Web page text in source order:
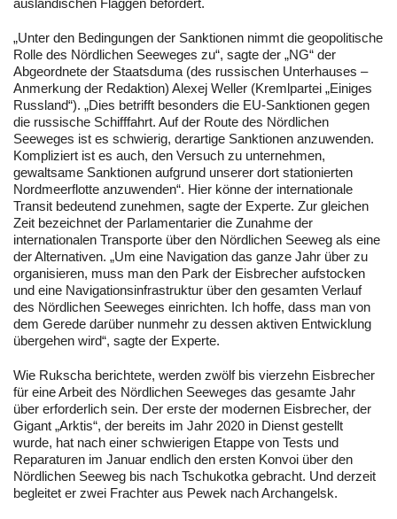
ausländischen Flaggen befördert.
„Unter den Bedingungen der Sanktionen nimmt die geopolitische
Rolle des Nördlichen Seeweges zu“, sagte der „NG“ der
Abgeordnete der Staatsduma (des russischen Unterhauses –
Anmerkung der Redaktion) Alexej Weller (Kremlpartei „Einiges
Russland“). „Dies betrifft besonders die EU-Sanktionen gegen
die russische Schifffahrt. Auf der Route des Nördlichen
Seeweges ist es schwierig, derartige Sanktionen anzuwenden.
Kompliziert ist es auch, den Versuch zu unternehmen,
gewaltsame Sanktionen aufgrund unserer dort stationierten
Nordmeerflotte anzuwenden“. Hier könne der internationale
Transit bedeutend zunehmen, sagte der Experte. Zur gleichen
Zeit bezeichnet der Parlamentarier die Zunahme der
internationalen Transporte über den Nördlichen Seeweg als eine
der Alternativen. „Um eine Navigation das ganze Jahr über zu
organisieren, muss man den Park der Eisbrecher aufstocken
und eine Navigationsinfrastruktur über den gesamten Verlauf
des Nördlichen Seeweges einrichten. Ich hoffe, dass man von
dem Gerede darüber nunmehr zu dessen aktiven Entwicklung
übergehen wird“, sagte der Experte.
Wie Rukscha berichtete, werden zwölf bis vierzehn Eisbrecher
für eine Arbeit des Nördlichen Seeweges das gesamte Jahr
über erforderlich sein. Der erste der modernen Eisbrecher, der
Gigant „Arktis“, der bereits im Jahr 2020 in Dienst gestellt
wurde, hat nach einer schwierigen Etappe von Tests und
Reparaturen im Januar endlich den ersten Konvoi über den
Nördlichen Seeweg bis nach Tschukotka gebracht. Und derzeit
begleitet er zwei Frachter aus Pewek nach Archangelsk.